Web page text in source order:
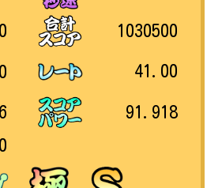
0
0
1030500
41.00
91.918